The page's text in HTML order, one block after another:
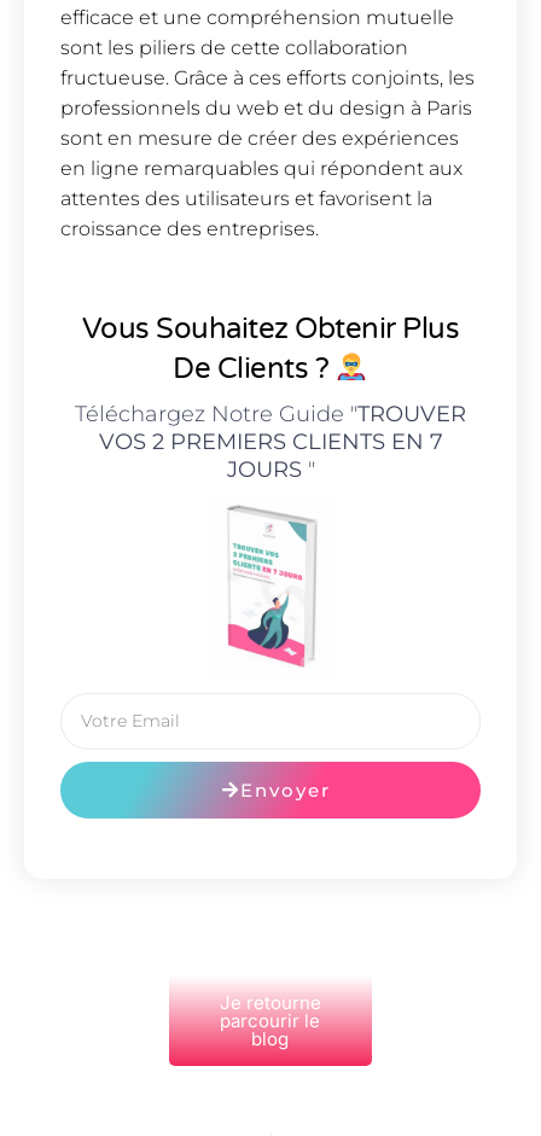
efficace et une compréhension mutuelle
sont les piliers de cette collaboration
fructueuse. Grâce à ces efforts conjoints, les
professionnels du web et du design à Paris
sont en mesure de créer des expériences
en ligne remarquables qui répondent aux
attentes des utilisateurs et favorisent la
croissance des entreprises.
Vous Souhaitez Obtenir Plus
De Clients ?
Téléchargez Notre Guide "TROUVER
VOS 2 PREMIERS CLIENTS EN 7
JOURS"
Envoyer
Je retourne
parcourir le
blog